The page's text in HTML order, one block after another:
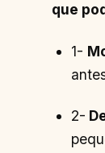
que
1-
2-